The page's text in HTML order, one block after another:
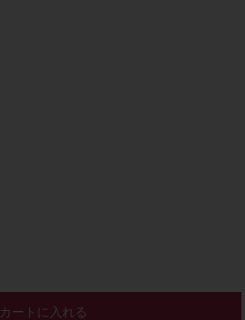
カートに入れる